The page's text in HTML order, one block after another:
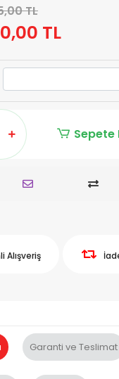
TL
TL
Sepete
Alışveriş
Garanti ve Teslimat